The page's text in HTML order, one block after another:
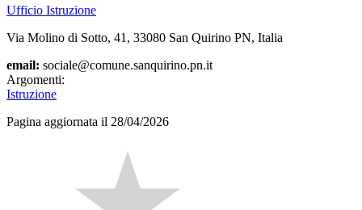
Ufficio Istruzione
Via Molino di Sotto, 41, 33080 San Quirino PN, Italia
email: sociale@comune.sanquirino.pn.it
Argomenti:
Istruzione
Pagina aggiornata il 28/04/2026